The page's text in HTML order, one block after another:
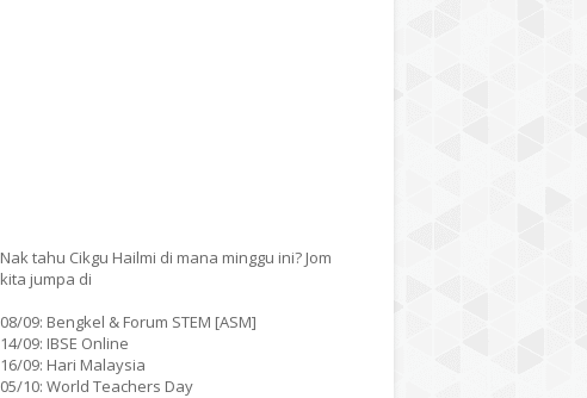
Nak tahu Cikgu Hailmi di mana minggu ini? Jom
kita jumpa di
08/09: Bengkel & Forum STEM [ASM]
14/09: IBSE Online
16/09: Hari Malaysia
05/10: World Teachers Day